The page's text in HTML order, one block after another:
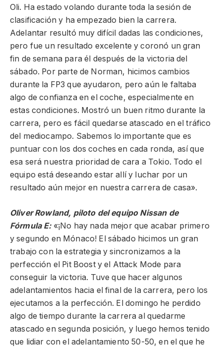
Oli. Ha estado volando durante toda la sesión de
clasificación y ha empezado bien la carrera.
Adelantar resultó muy difícil dadas las condiciones,
pero fue un resultado excelente y coronó un gran
fin de semana para él después de la victoria del
sábado. Por parte de Norman, hicimos cambios
durante la FP3 que ayudaron, pero aún le faltaba
algo de confianza en el coche, especialmente en
estas condiciones. Mostró un buen ritmo durante la
carrera, pero es fácil quedarse atascado en el tráfico
del mediocampo. Sabemos lo importante que es
puntuar con los dos coches en cada ronda, así que
esa será nuestra prioridad de cara a Tokio. Todo el
equipo está deseando estar allí y luchar por un
resultado aún mejor en nuestra carrera de casa».
Oliver Rowland, piloto del equipo Nissan de
Fórmula E: «¡No hay nada mejor que acabar primero
y segundo en Mónaco! El sábado hicimos un gran
trabajo con la estrategia y sincronizamos a la
perfección el Pit Boost y el Attack Mode para
conseguir la victoria. Tuve que hacer algunos
adelantamientos hacia el final de la carrera, pero los
ejecutamos a la perfección. El domingo he perdido
algo de tiempo durante la carrera al quedarme
atascado en segunda posición, y luego hemos tenido
que lidiar con el adelantamiento 50-50, en el que he